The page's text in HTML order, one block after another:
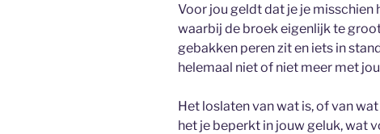
Voor jou geldt dat je je
waarbij de broek eigenlijk te
gebakken peren zit en iets in
helemaal niet of niet meer met
Het loslaten van wat is, of van
het je beperkt in jouw geluk, wat